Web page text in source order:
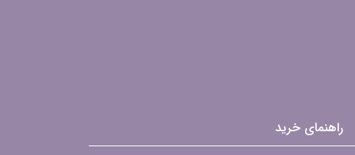
راهنمای خرید